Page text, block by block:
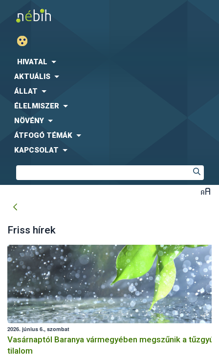
HIVATAL
AKTUÁLIS
ÁLLAT
ÉLELMISZER
NÖVÉNY
ÁTFOGÓ TÉMÁK
KAPCSOLAT
Friss hírek
2026. június 6., szombat
Vasárnaptól Baranya vármegyében megszűnik a
tilalom